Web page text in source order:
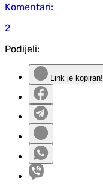
Komentari:
2
Podijeli:
Link je kopiran!